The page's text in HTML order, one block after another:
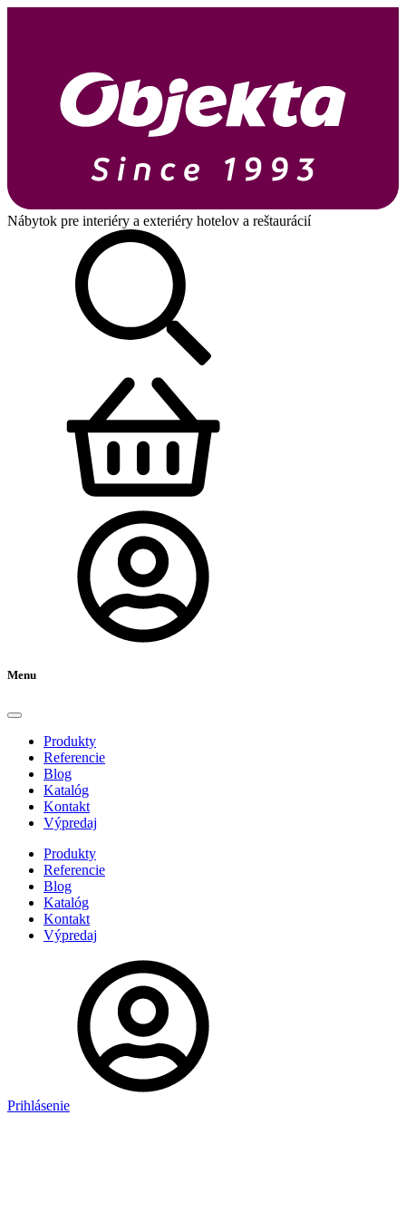
Nábytok pre interiéry a exteriéry hotelov a reštaurácií
Menu
Produkty
Referencie
Blog
Katalóg
Kontakt
Výpredaj
Produkty
Referencie
Blog
Katalóg
Kontakt
Výpredaj
Prihlásenie